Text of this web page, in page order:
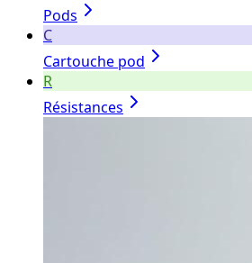
Pods
C
Cartouche pod
R
Résistances